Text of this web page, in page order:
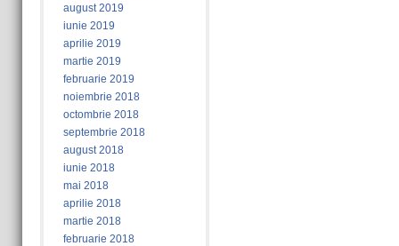
august 2019
iunie 2019
aprilie 2019
martie 2019
februarie 2019
noiembrie 2018
octombrie 2018
septembrie 2018
august 2018
iunie 2018
mai 2018
aprilie 2018
martie 2018
februarie 2018